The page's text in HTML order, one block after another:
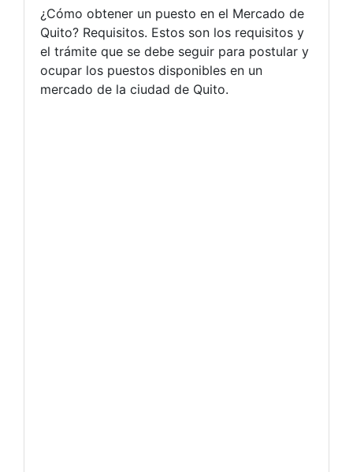
¿Cómo obtener un puesto en el Mercado de
Quito? Requisitos. Estos son los requisitos y
el trámite que se debe seguir para postular y
ocupar los puestos disponibles en un
mercado de la ciudad de Quito.